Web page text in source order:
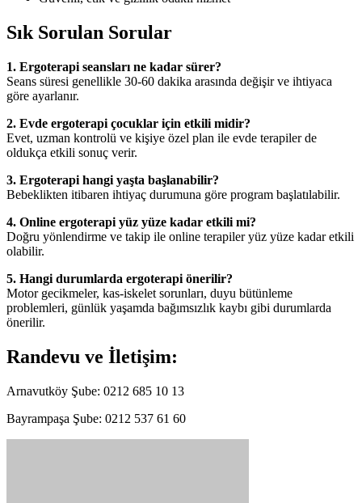
Sık Sorulan Sorular
1. Ergoterapi seansları ne kadar sürer?
Seans süresi genellikle 30-60 dakika arasında değişir ve ihtiyaca
göre ayarlanır.
2. Evde ergoterapi çocuklar için etkili midir?
Evet, uzman kontrolü ve kişiye özel plan ile evde terapiler de
oldukça etkili sonuç verir.
3. Ergoterapi hangi yaşta başlanabilir?
Bebeklikten itibaren ihtiyaç durumuna göre program başlatılabilir.
4. Online ergoterapi yüz yüze kadar etkili mi?
Doğru yönlendirme ve takip ile online terapiler yüz yüze kadar etkili
olabilir.
5. Hangi durumlarda ergoterapi önerilir?
Motor gecikmeler, kas-iskelet sorunları, duyu bütünleme
problemleri, günlük yaşamda bağımsızlık kaybı gibi durumlarda
önerilir.
Randevu ve İletişim:
Arnavutköy Şube: 0212 685 10 13
Bayrampaşa Şube: 0212 537 61 60